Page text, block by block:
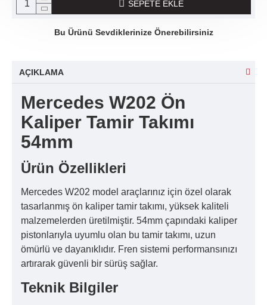
SEPETE EKLE
Bu Ürünü Sevdiklerinize Önerebilirsiniz
AÇIKLAMA
Mercedes W202 Ön
Kaliper Tamir Takımı
54mm
Ürün Özellikleri
Mercedes W202 model araçlarınız için özel olarak
tasarlanmış ön kaliper tamir takımı, yüksek kaliteli
malzemelerden üretilmiştir. 54mm çapındaki kaliper
pistonlarıyla uyumlu olan bu tamir takımı, uzun
ömürlü ve dayanıklıdır. Fren sistemi performansınızı
artırarak güvenli bir sürüş sağlar.
Teknik Bilgiler